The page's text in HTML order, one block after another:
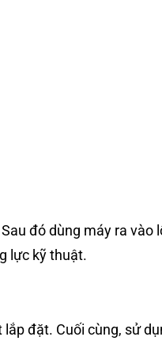
đó dùng máy ra vào
lực kỹ thuật.
đặt. Cuối cùng, sử